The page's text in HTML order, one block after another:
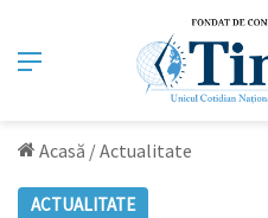
Meniu
Acasă /Actualitate
ACTUALITATE